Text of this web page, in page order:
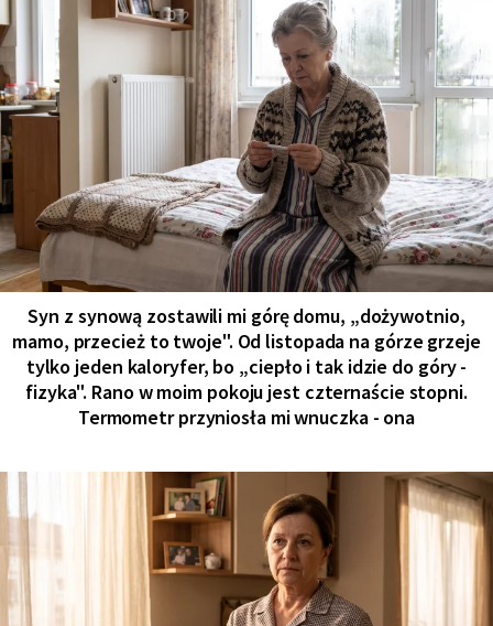
Syn z synową zostawili mi górę domu, „dożywotnio,
mamo, przecież to twoje". Od listopada na górze grzeje
tylko jeden kaloryfer, bo „ciepło i tak idzie do góry -
fizyka". Rano w moim pokoju jest czternaście stopni.
Termometr przyniosła mi wnuczka - ona